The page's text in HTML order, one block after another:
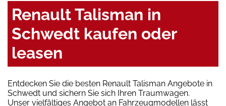
Renault Talisman in
Schwedt kaufen oder
leasen
Entdecken Sie die besten Renault Talisman Angebote in
Schwedt und sichern Sie sich Ihren Traumwagen.
Unser vielfältiges Angebot an Fahrzeugmodellen lässt